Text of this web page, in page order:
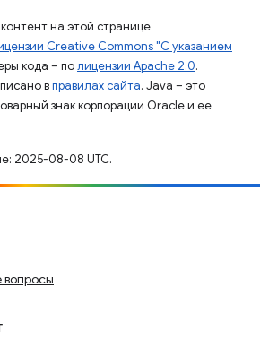
на этой странице
Creative Commons "С указанием
кода – полицензии Apache 2.0.
вправилах сайта. Java – это
знак корпорации Oracle и ее
2025-08-08 UTC.
вопросы